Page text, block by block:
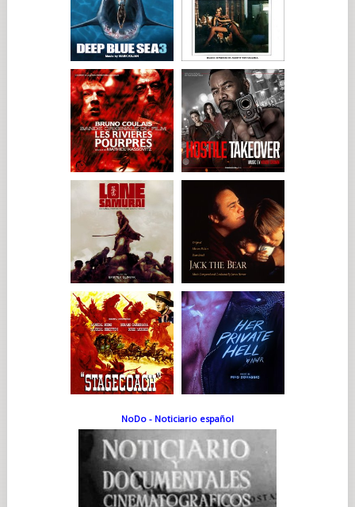
NoDo - Noticiario español